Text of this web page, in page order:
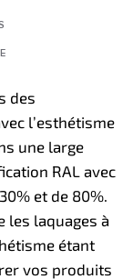
des
l’esthétisme
une large
RAL avec
et de 80%.
les laquages à
étant
vos produits